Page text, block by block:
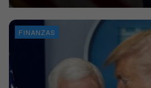
FINANZAS